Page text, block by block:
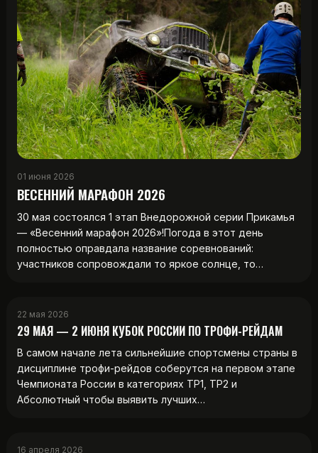
01 июня 2026
ВЕСЕННИЙ МАРАФОН 2026
30 мая состоялся 1 этап Внедорожной серии Прикамья
— «Весенний марафон 2026»!Погода в этот день
полностью оправдала название соревнований:
участников сопровождали то яркое солнце, то…
22 мая 2026
29 МАЯ — 2 ИЮНЯ КУБОК РОССИИ ПО ТРОФИ-РЕЙДАМ
В самом начале лета сильнейшие спортсмены страны в
дисциплине трофи-рейдов соберутся на первом этапе
Чемпионата России в категориях ТР1, ТР2 и
Абсолютный чтобы выявить лучших…
16 апреля 2026